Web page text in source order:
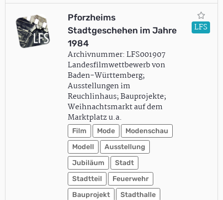
Pforzheims
Stadtgeschehen im Jahre
1984
Archivnummer: LFS001907
Landesfilmwettbewerb von
Baden-Württemberg;
Ausstellungen im
Reuchlinhaus; Bauprojekte;
Weihnachtsmarkt auf dem
Marktplatz u.a.
Film Mode
Modenschau
Modell
Ausstellung
Jubiläum
Stadt
Stadtteil
Feuerwehr
Bauprojekt
Stadthalle
LFS